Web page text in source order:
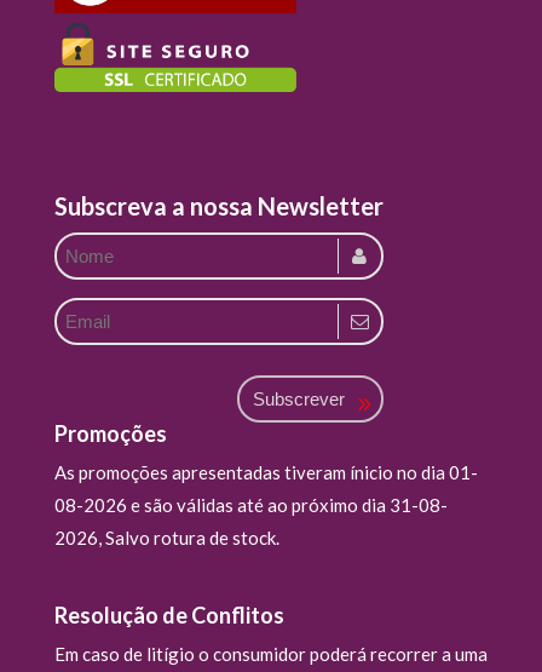
Subscreva a nossa Newsletter
Subscrever
Promoções
As promoções apresentadas tiveram ínicio no dia 01-
08-2026 e são válidas até ao próximo dia 31-08-
2026, Salvo rotura de stock.
Resolução de Conflitos
Em caso de litígio o consumidor poderá recorrer a uma